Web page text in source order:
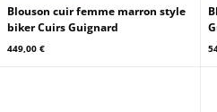
Blouson cuir femme marron style
biker Cuirs Guignard
449,00 €
Blouson cuir femme ecru Cuirs